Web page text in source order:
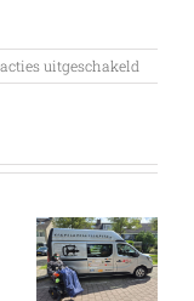
uitgeschakeld
Just
are